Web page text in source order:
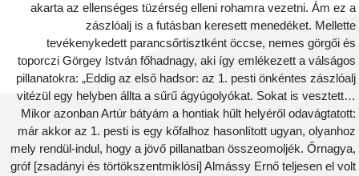
akarta az ellenséges tüzérség elleni rohamra vezetni. Ám ez
zászlóalj is a futásban keresett menedéket.
tevékenykedett parancsőrtisztként öccse, nemes görgői
toporczi Görgey István főhadnagy, aki így emlékezett a
pillanatokra: „Eddig az első hadsor: az 1. pesti önkéntes
vitézül egy helyben állta a sűrű ágyúgolyókat. Sokat is
Mikor azonban Artúr bátyám a hontiak hűlt helyéről
már akkor az 1. pesti is egy kőfalhoz hasonlított ugyan,
mely rendül-indul, hogy a jövő pillanatban összeomoljék.
gróf [zsadányi és törtökszentmiklósi] Almássy Ernő teljesen el